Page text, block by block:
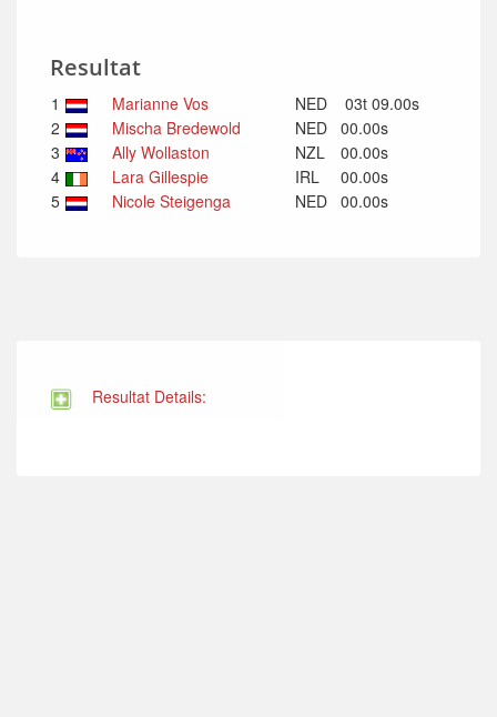
Resultat
1 Marianne Vos NED
03t 09.00s
2
Mischa Bredewold NED 00.00s
3
Ally Wollaston NZL
00.00s
4
Lara Gillespie IRL
00.00s
5
Nicole Steigenga NED 00.00s
Resultat Details: